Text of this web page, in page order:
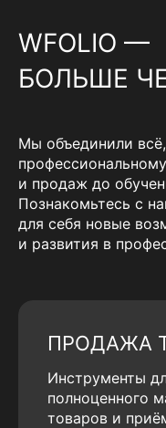
WFOLIO —
БОЛЬШЕ
Мы объединили
и продаж до
Познакомьтесь с
для себя новые
и развития в
ПРОДАЖА
Инструменты
полноценного
товаров и